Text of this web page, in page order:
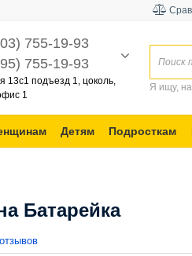
755-19-93
755-19-93
13с1 подъезд 1, цоколь,
1
Я ищу,
Детям Подросткам
Батарейка